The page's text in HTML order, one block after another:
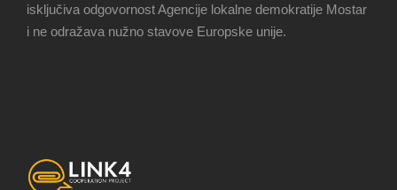
isključiva odgovornost Agencije lokalne demokratije Mostar
i ne odražava nužno stavove Europske unije.